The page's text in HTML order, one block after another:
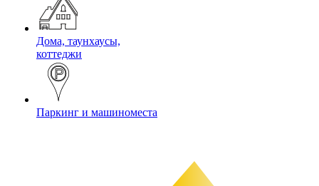
Дома, таунхаусы,
коттеджи
Паркинг и машиноместа